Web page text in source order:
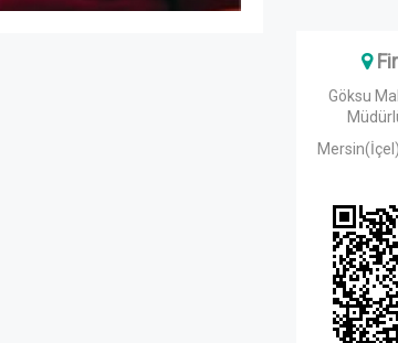
Göksu